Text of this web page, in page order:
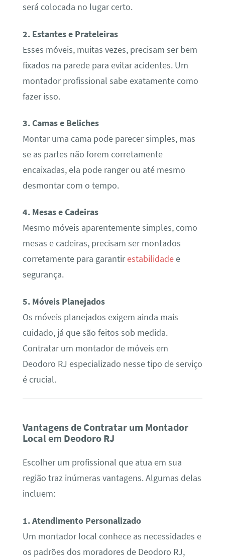
será colocada no lugar certo.
2. Estantes e Prateleiras
Esses móveis, muitas vezes, precisam ser bem
fixados na parede para evitar acidentes. Um
montador profissional sabe exatamente como
fazer isso.
3. Camas e Beliches
Montar uma cama pode parecer simples, mas
se as partes não forem corretamente
encaixadas, ela pode ranger ou até mesmo
desmontar com o tempo.
4. Mesas e Cadeiras
Mesmo móveis aparentemente simples, como
mesas e cadeiras, precisam ser montados
corretamente para garantirestabilidadee
segurança.
5. Móveis Planejados
Os móveis planejados exigem ainda mais
cuidado, já que são feitos sob medida.
Contratar um montador de móveis em
Deodoro RJ especializado nesse tipo de serviço
é crucial.
Vantagens de Contratar um Montador
Local em Deodoro RJ
Escolher um profissional que atua em sua
região traz inúmeras vantagens. Algumas delas
incluem:
1. Atendimento Personalizado
Um montador local conhece as necessidades e
os padrões dos moradores de Deodoro RJ,